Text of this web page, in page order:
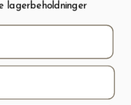
Logg inn Handlevogn
lagerbeholdninger